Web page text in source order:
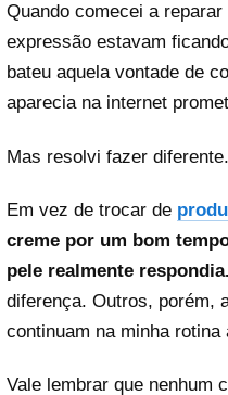
Quando comecei a
expressão estavam
bateu aquela vontade de
aparecia na internet
Mas resolvi fazer diferente.
Em vez de trocar de
creme por um bom
pele realmente respondia.
diferença. Outros, porém,
continuam na minha rotina
Vale lembrar que nenhum